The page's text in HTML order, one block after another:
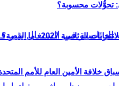
2027.. ما القصة؟
تحوُّلات محسوبة؟
خلافة الأمين العام للأمم